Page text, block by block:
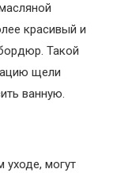
красивый и
Такой
щели
ванную.
могут